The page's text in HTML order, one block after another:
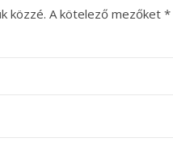
közzé. A kötelező mezőket *